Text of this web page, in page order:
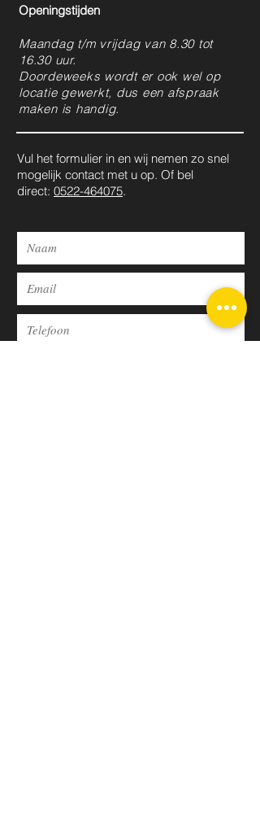
Openingstijden
Maandag t/m vrijdag van 8.30 tot
16.30 uur.
Doordeweeks wordt er ook wel op
locatie gewerkt, dus een afspraak
maken is handig.
Vul het formulier in en wij nemen zo snel
mogelijk contact met u op. Of bel
direct: 0522-464075.